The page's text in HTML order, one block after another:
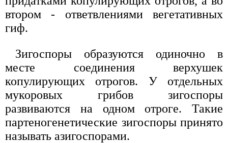
втором - ответвлениями вегетативных
гиф.
Зигоспоры образуются одиночно в
месте соединения верхушек
копулирующих отрогов. У отдельных
мукоровых грибов зигоспоры
развиваются на одном отроге. Такие
партеногенетические зигоспоры принято
называть азигоспорами.